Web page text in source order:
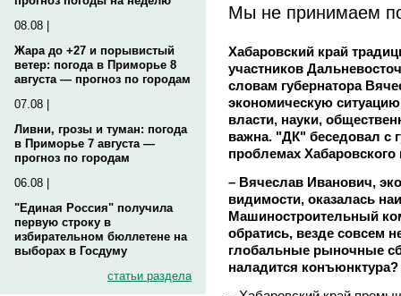
08.08 |
Жара до +27 и порывистый
ветер: погода в Приморье 8
августа — прогноз по городам
07.08 |
Ливни, грозы и туман: погода
в Приморье 7 августа —
прогноз по городам
06.08 |
"Единая Россия" получила
первую строку в
избирательном бюллетене на
выборах в Госдуму
статьи раздела
Мы не принимаем
Хабаровский край
участников
словам губернатора
экономическую
власти, науки,
важна. "ДК" беседовал с
проблемах Хабаровского
– Вячеслав Иванович,
видимости, оказалась
Машиностроительный
обратись, везде совсем
глобальные рыночные
наладится конъюнктура?